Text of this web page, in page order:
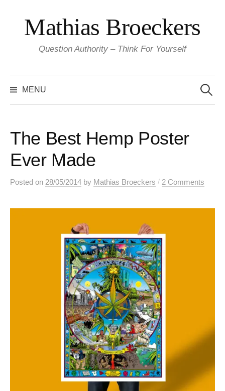
content
Mathias Broeckers
Question Authority – Think For Yourself
MENU
for:
The Best Hemp Poster
Ever Made
Posted on 28/05/2014 by Mathias Broeckers / 2 Comments